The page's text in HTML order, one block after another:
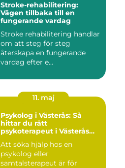
Stroke-rehabilitering:
Vägen tillbaka till en
fungerande vardag
Stroke rehabilitering handlar
om att steg för steg
återskapa en fungerande
vardag efter e...
11. maj
Psykolog i Västerås: Så
hittar du rätt
psykoterapeut i Västerås
Att söka hjälp hos en
psykolog eller
samtalsterapeut är för